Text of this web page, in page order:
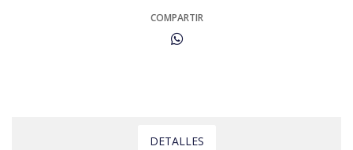
COMPARTIR
DETALLES